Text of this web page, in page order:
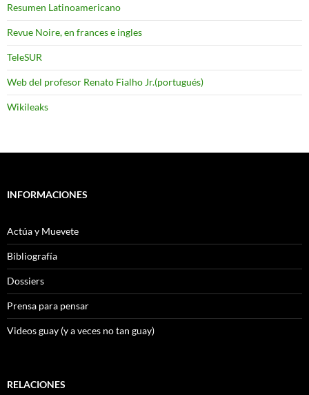
Resumen Latinoamericano
Revue Noire, en frances e ingles
TeleSUR
Web del profesor Renato Fialho Jr.(portugués)
Wikileaks
INFORMACIONES
Actúa y Muevete
Bibliografía
Dossiers
Prensa para pensar
Videos guay (y a veces no tan guay)
RELACIONES